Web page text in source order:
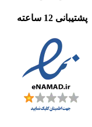
پشتیبانی 12 ساعته